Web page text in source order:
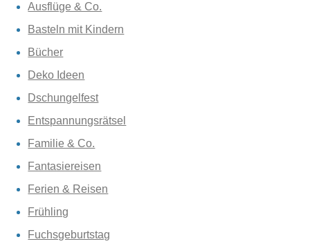
Ausflüge & Co.
Basteln mit Kindern
Bücher
Deko Ideen
Dschungelfest
Entspannungsrätsel
Familie & Co.
Fantasiereisen
Ferien & Reisen
Frühling
Fuchsgeburtstag